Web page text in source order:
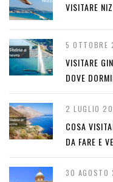
VISITARE
5 OTTOBRE
VISITARE
DOVE
2 LUGLIO
COSA
DA FARE E
30 AGOSTO